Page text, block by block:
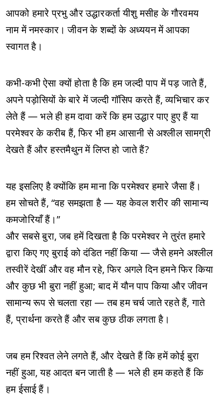
आपको हमारे प्रभु और उद्धारकर्ता यीशु मसीह के गौरवमय
नाम में नमस्कार। जीवन के शब्दों के अध्ययन में आपका
स्वागत है।
कभी-कभी ऐसा क्यों होता है कि हम जल्दी पाप में पड़ जाते हैं,
अपने पड़ोसियों के बारे में जल्दी गॉसिप करते हैं, व्यभिचार कर
लेते हैं — भले ही हम दावा करें कि हम उद्धार पाए हुए हैं या
परमेश्वर के करीब हैं, फिर भी हम आसानी से अश्लील सामग्री
देखते हैं और हस्तमैथुन में लिप्त हो जाते हैं?
यह इसलिए है क्योंकि हम माना कि परमेश्वर हमारे जैसा हैं।
हम सोचते हैं, “वह समझता है — यह केवल शरीर की सामान्य
कमजोरियाँ हैं।”
और सबसे बुरा, जब हमें दिखता है कि परमेश्वर ने तुरंत हमारे
द्वारा किए गए बुराई को दंडित नहीं किया — जैसे हमने अश्लील
तस्वीरें देखीं और वह मौन रहे, फिर अगले दिन हमने फिर किया
और कुछ भी बुरा नहीं हुआ; बाद में यौन पाप किया और जीवन
सामान्य रूप से चलता रहा — तब हम चर्च जाते रहते हैं, गाते
हैं, प्रार्थना करते हैं और सब कुछ ठीक लगता है।
जब हम रिश्वत लेने लगते हैं, और देखते हैं कि हमें कोई बुरा
नहीं हुआ, यह आदत बन जाती है — भले ही हम कहते हैं कि
हम ईसाई हैं।